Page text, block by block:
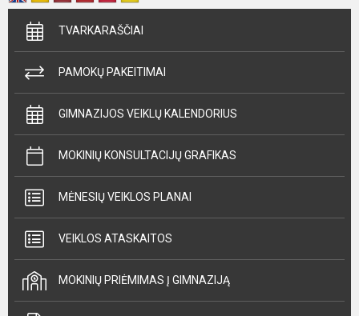
TVARKARAŠČIAI
PAMOKŲ PAKEITIMAI
GIMNAZIJOS VEIKLŲ KALENDORIUS
MOKINIŲ KONSULTACIJŲ GRAFIKAS
MĖNESIŲ VEIKLOS PLANAI
VEIKLOS ATASKAITOS
MOKINIŲ PRIĖMIMAS Į GIMNAZIJĄ